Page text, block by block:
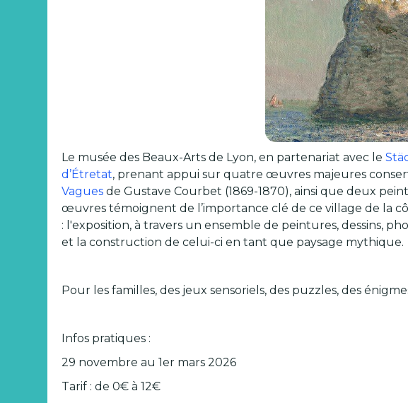
Le musée des Beaux-Arts de Lyon, en partenariat avec le
d’Étretat, prenant appui sur quatre œuvres majeures
Vagues de Gustave Courbet (1869-1870), ainsi que deux
œuvres témoignent de l’importance clé de ce village de la
: l'exposition, à travers un ensemble de peintures, dessins,
et la construction de celui-ci en tant que paysage mythique.
Pour les familles, des jeux sensoriels, des puzzles, des
Infos pratiques :
29 novembre au 1er mars 2026
Tarif : de 0€ à 12€